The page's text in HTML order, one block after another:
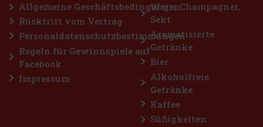
Allgemeine Geschäftsbedingungen
Rücktritt vom Vertrag
Personaldatenschutzbestimmungen
Regeln für Gewinnspiele auf
Facebook
Impressum
Wein, Champagner,
Sekt
Aromatisierte
Getränke
Bier
Alkoholfreie
Getränke
Kaffee
Süßigkeiten